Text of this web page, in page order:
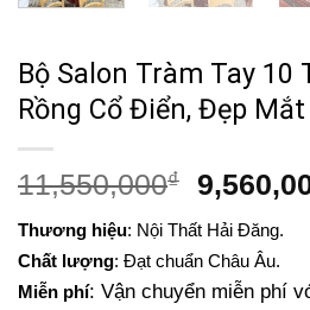
Bộ Salon Tràm Tay 10
Rồng Cổ Điển, Đẹp Mắt
11,550,000₫
Giá
là:
Thương hiệu: Nội Thất Hải Đăng.
Chất lượng: Đạt chuẩn Châu Âu.
Miễn phí: Vận chuyển miễn phí